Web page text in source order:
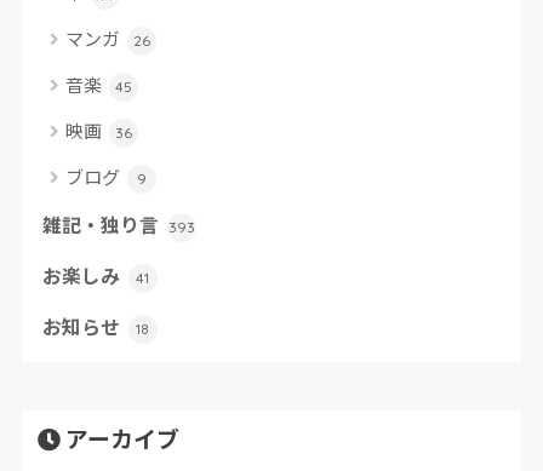
マンガ 26
音楽 45
映画 36
ブログ 9
雑記・独り言 393
お楽しみ 41
お知らせ 18
アーカイブ